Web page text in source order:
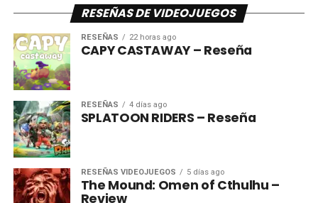
RESEÑAS DE VIDEOJUEGOS
RESEÑAS 22 horas ago
CAPY CASTAWAY – Reseña
RESEÑAS 4 días ago
SPLATOON RIDERS – Reseña
RESEÑAS VIDEOJUEGOS 5 días ago
The Mound: Omen of Cthulhu –
Review